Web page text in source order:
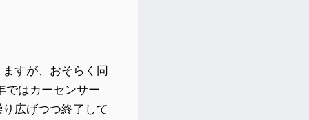
すが、おそらく同
ではカーセンサー
広げつつ終了して